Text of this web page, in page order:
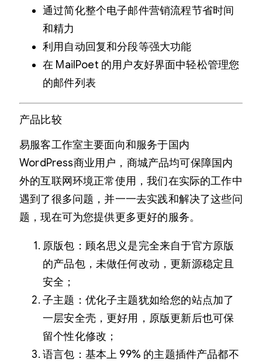
通过简化整个电子邮件营销流程节省时间
和精力
利用自动回复和分段等强大功能
在 MailPoet 的用户友好界面中轻松管理您
的邮件列表
产品比较
易服客工作室主要面向和服务于国内
WordPress商业用户，商城产品均可保障国内
外的互联网环境正常使用，我们在实际的工作中
遇到了很多问题，并一一去实践和解决了这些问
题，现在可为您提供更多更好的服务。
原版包：顾名思义是完全来自于官方原版
的产品包，未做任何改动，更新源稳定且
安全；
子主题：优化子主题犹如给您的站点加了
一层安全壳，更好用，原版更新后也可保
留个性化修改；
语言包：基本上 99% 的主题插件产品都不